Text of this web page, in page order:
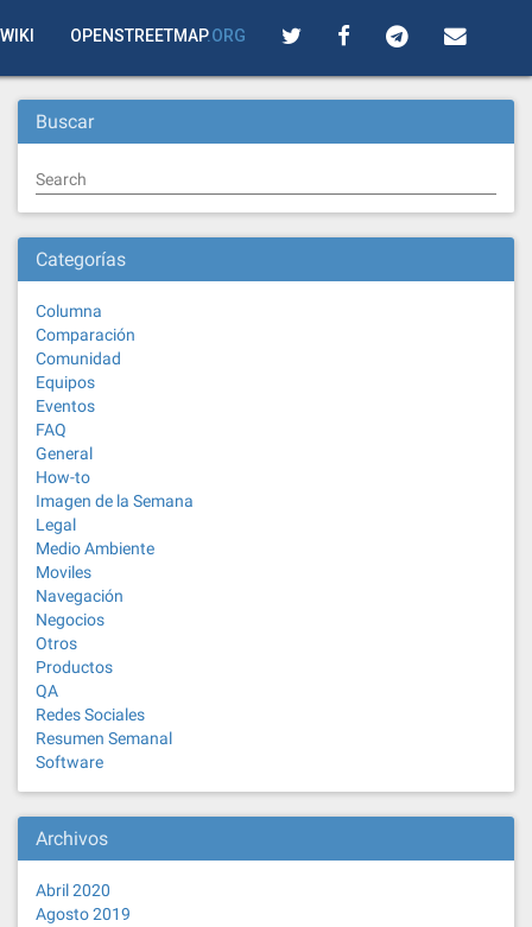
WIKI OPENSTREETMAP.ORG
Buscar
Search
Categorías
Columna
Comparación
Comunidad
Equipos
Eventos
FAQ
General
How-to
Imagen de la Semana
Legal
Medio Ambiente
Moviles
Navegación
Negocios
Otros
Productos
QA
Redes Sociales
Resumen Semanal
Software
Archivos
Abril 2020
Agosto 2019